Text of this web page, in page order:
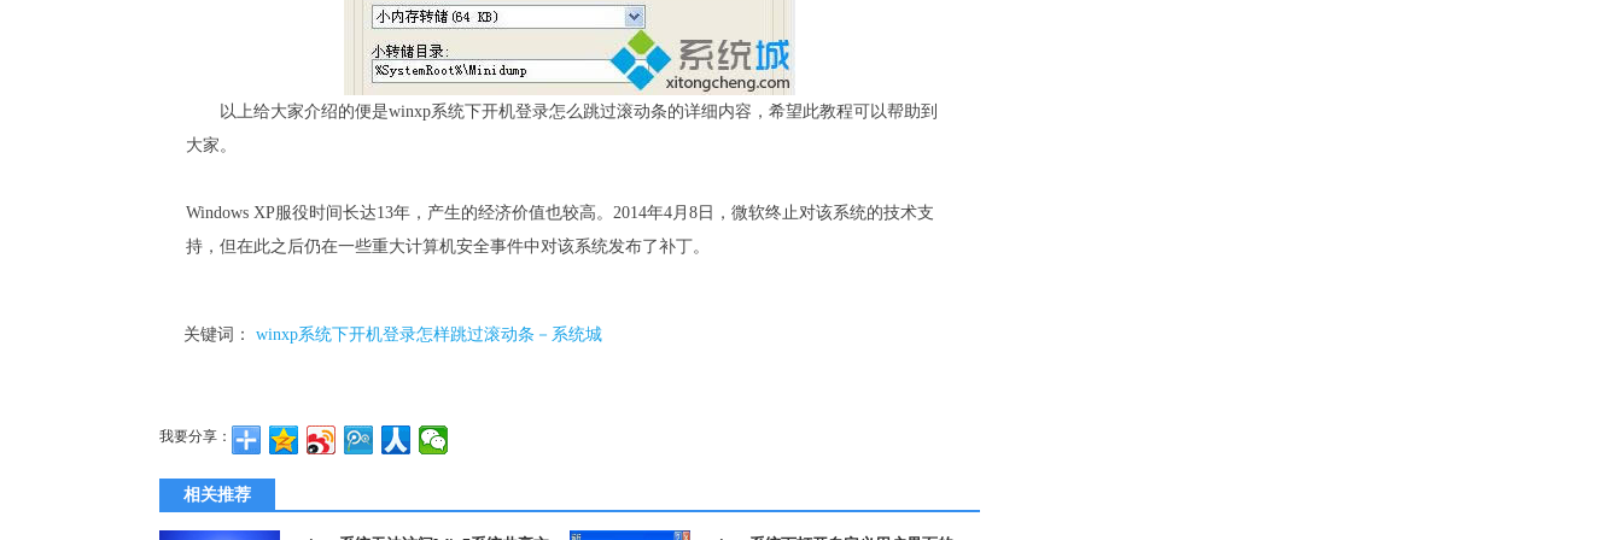
以上给大家介绍的便是winxp系统下开机登录怎么跳过滚动条的详细内容，希望此教程可以帮助到
大家。
Windows XP服役时间长达13年，产生的经济价值也较高。2014年4月8日，微软终止对该系统的技术支
持，但在此之后仍在一些重大计算机安全事件中对该系统发布了补丁。
关键词： winxp系统下开机登录怎样跳过滚动条－系统城
我要分享：
相关推荐